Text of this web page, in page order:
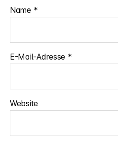
Name *
E-Mail-Adresse *
Website